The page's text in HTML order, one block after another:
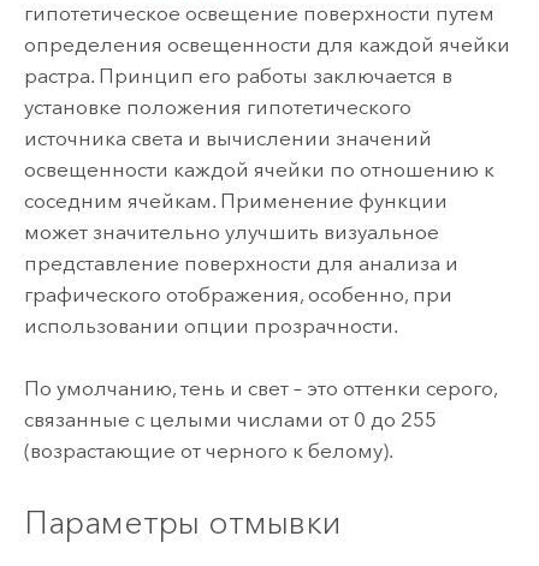
гипотетическое освещение поверхности путем
определения освещенности для каждой ячейки
растра. Принцип его работы заключается в
установке положения гипотетического
источника света и вычислении значений
освещенности каждой ячейки по отношению к
соседним ячейкам. Применение функции
может значительно улучшить визуальное
представление поверхности для анализа и
графического отображения, особенно, при
использовании опции прозрачности.
По умолчанию, тень и свет – это оттенки серого,
связанные с целыми числами от 0 до 255
(возрастающие от черного к белому).
Параметры отмывки